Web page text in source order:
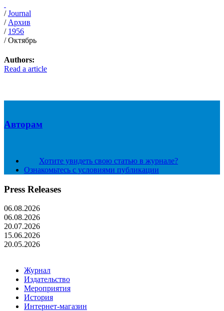
/Journal
/ Архив
/ 1956
/Октябрь
Authors:
Read a article
Авторам
Хотите увидеть свою статью в журнале?
Ознакомьтесь с условиями публикации
Press Releases
06.08.2026
06.08.2026
20.07.2026
15.06.2026
20.05.2026
Журнал
Издательство
Мероприятия
История
Интернет-магазин